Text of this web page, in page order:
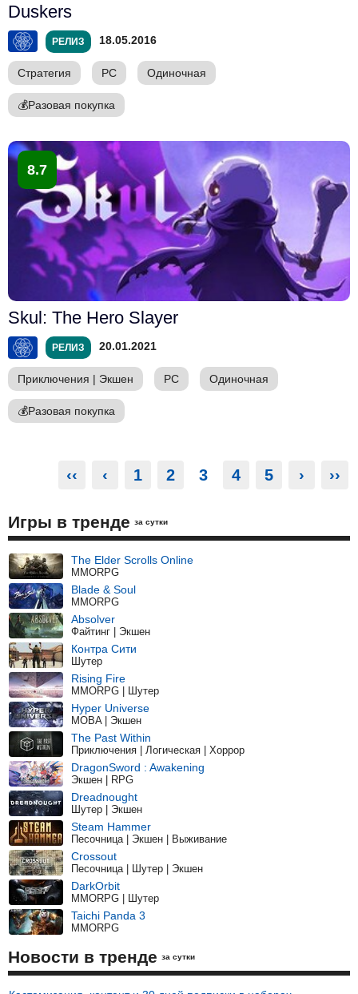
Duskers
РЕЛИЗ 18.05.2016
Стратегия PC Одиночная
💰Разовая покупка
8.7
Skul: The Hero Slayer
РЕЛИЗ 20.01.2021
Приключения | Экшен PC Одиночная
💰Разовая покупка
‹‹ ‹ 1 2 3 4 5 › ››
Игры в тренде за сутки
The Elder Scrolls Online
MMORPG
Blade & Soul
MMORPG
Absolver
Файтинг | Экшен
Контра Сити
Шутер
Rising Fire
MMORPG | Шутер
Hyper Universe
MOBA | Экшен
The Past Within
Приключения | Логическая | Хоррор
DragonSword : Awakening
Экшен | RPG
Dreadnought
Шутер | Экшен
Steam Hammer
Песочница | Экшен | Выживание
Crossout
Песочница | Шутер | Экшен
DarkOrbit
MMORPG | Шутер
Taichi Panda 3
MMORPG
Новости в тренде за сутки